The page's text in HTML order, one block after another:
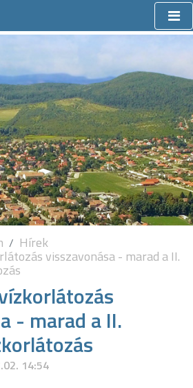
Hírek
visszavonása - marad a II.
- marad a II.
14:54